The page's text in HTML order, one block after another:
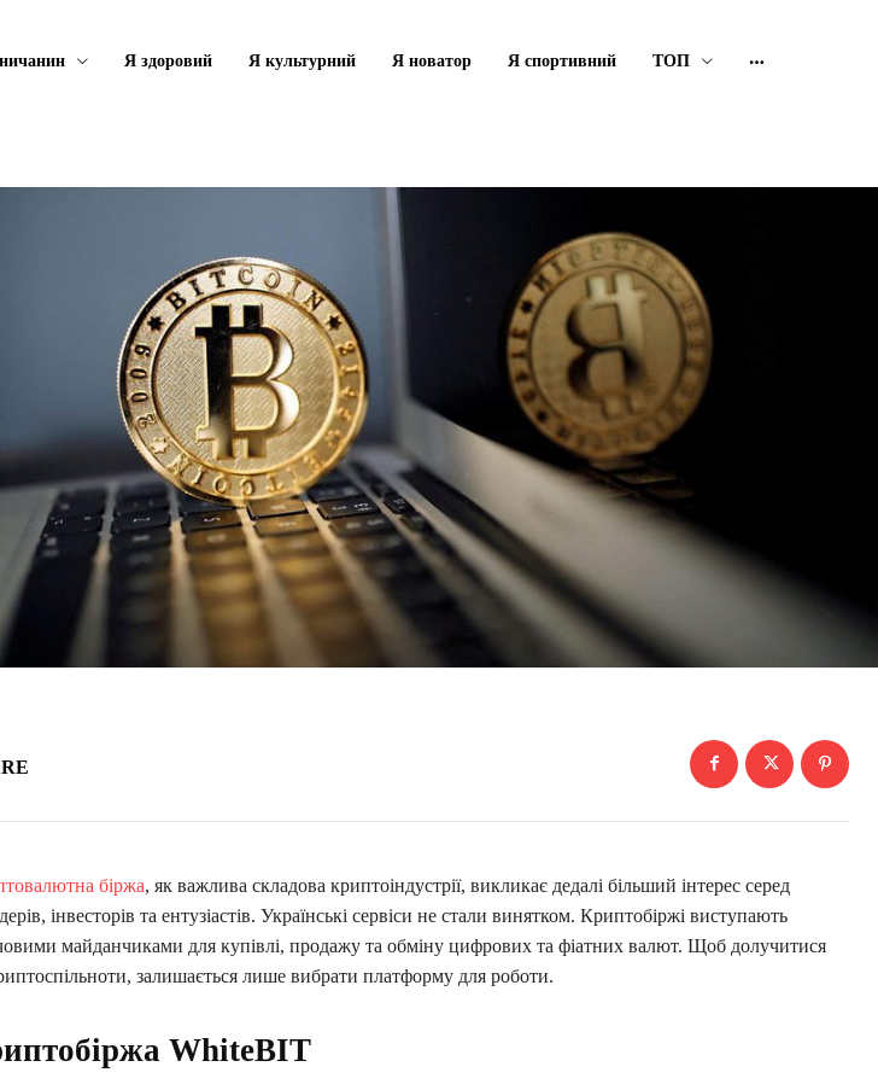
Я здоровий Я культурний Я новатор Я спортивний ТОП
біржа, як важлива складова криптоіндустрії, викликає дедалі більший інтерес серед
інвесторів та ентузіастів. Українські сервіси не стали винятком. Криптобіржі виступають
майданчиками для купівлі, продажу та обміну цифрових та фіатних валют. Щоб долучитися
залишається лише вибрати платформу для роботи.
WhiteBIT